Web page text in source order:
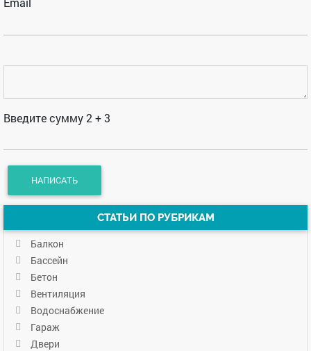
Введите сумму 2 + 3
СТАТЬИ ПО РУБРИКАМ
Балкон
Бассейн
Бетон
Вентиляция
Водоснабжение
Гараж
Двери